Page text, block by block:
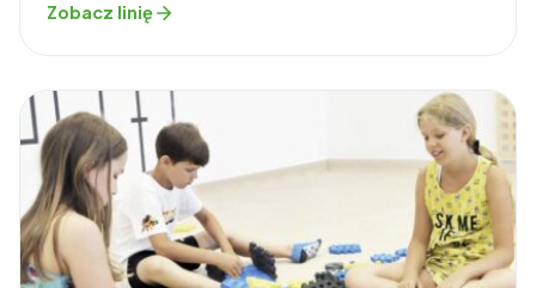
Zobacz linię